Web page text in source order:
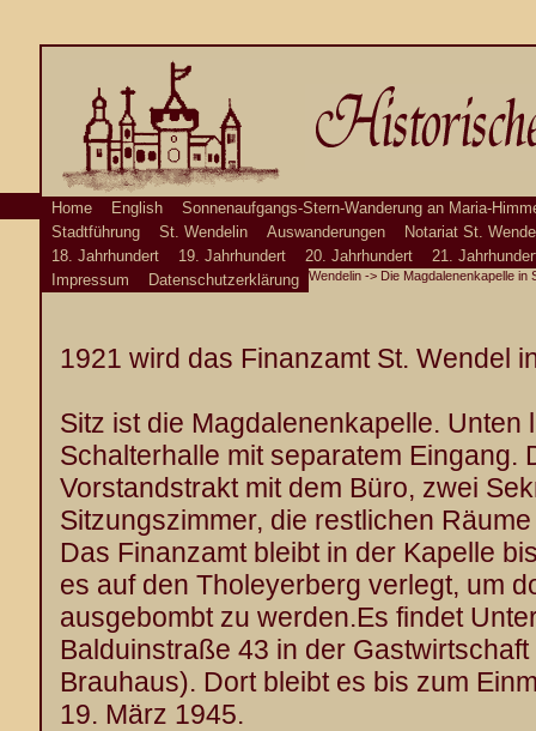
Home English
Sonnenaufgangs-Stern-Wanderung an Maria-
Stadtführung
St. Wendelin Auswanderungen
Notariat St.
18. Jahrhundert
19. Jahrhundert 20. Jahrhundert
21.
Impressum
Datenschutzerklärung Wendelin -> Die Magdalenenkapelle in
1921 wird das Finanzamt St. Wendel
Sitz ist die Magdalenenkapelle. Unten
Schalterhalle mit separatem Eingang.
Vorstandstrakt mit dem Büro, zwei
Sitzungszimmer, die restlichen
Das Finanzamt bleibt in der Kapelle
es auf den Tholeyerberg verlegt, um
ausgebombt zu werden.Es findet
Balduinstraße 43 in der
Brauhaus). Dort bleibt es bis zum
19. März 1945.